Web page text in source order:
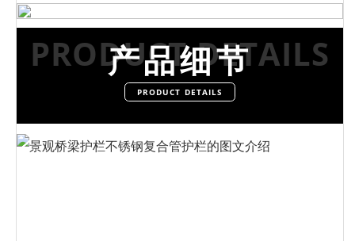
PRODUCT DETAILS
产品细节
PRODUCT DETAILS